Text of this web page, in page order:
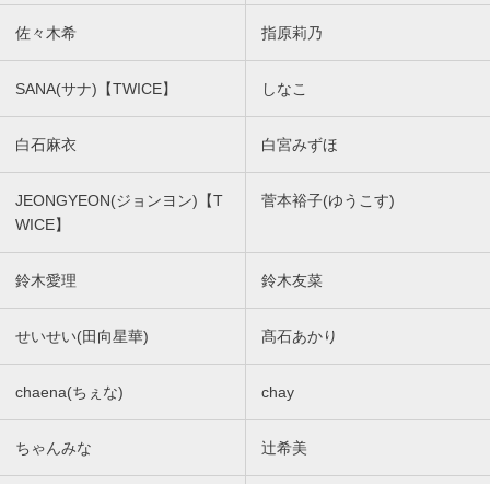
佐々木希 指原莉乃
SANA(サナ)【TWICE】 しなこ
白石麻衣 白宮みずほ
JEONGYEON(ジョンヨン)【T
WICE】
菅本裕子(ゆうこす)
鈴木愛理 鈴木友菜
せいせい(田向星華) 髙石あかり
chaena(ちぇな) chay
ちゃんみな 辻希美